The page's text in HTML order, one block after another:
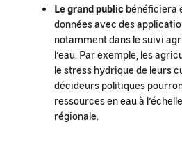
Le grand public bénéficiera
données avec des
notamment dans le suivi
l’eau. Par exemple, les
le stress hydrique de leurs
décideurs politiques
ressources en eau à
régionale.